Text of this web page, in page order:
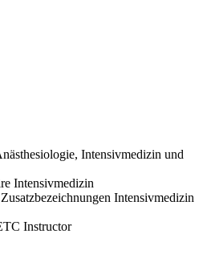
Intensivmedizin und
Intensivmedizin
Intensivmedizin
Instructor